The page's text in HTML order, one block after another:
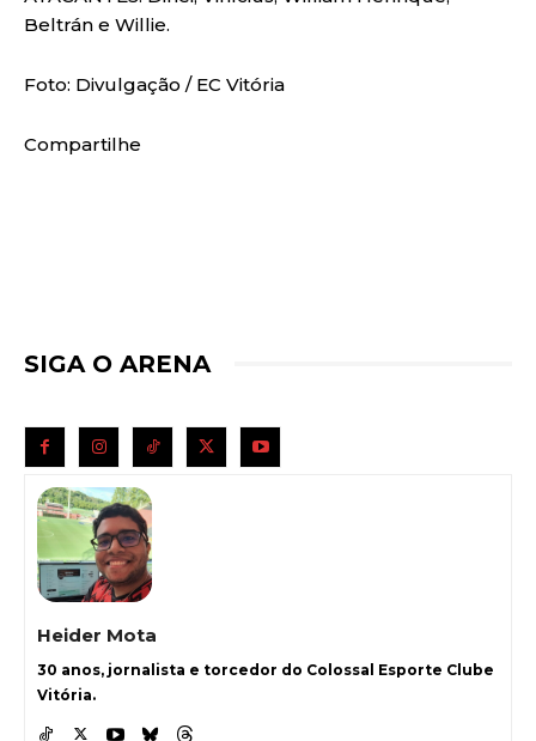
Beltrán e Willie.
Foto: Divulgação / EC Vitória
Compartilhe
SIGA O ARENA
Heider Mota
30 anos, jornalista e torcedor do Colossal Esporte Clube
Vitória.